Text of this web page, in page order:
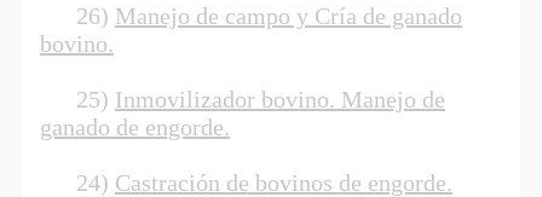
26) Manejo de campo y Cría de ganado
bovino.
25) Inmovilizador bovino. Manejo de
ganado de engorde.
24) Castración de bovinos de engorde.